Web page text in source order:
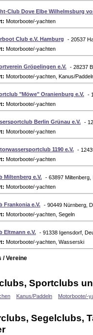
Club Dove Elbe Wilhelmsburg
Motorboote/-yachten
Club e.V. Hamburg
- 20537
Motorboote/-yachten
Gröpelingen e.V. - 28237
Motorboote/-yachten, Kanus/
"Möwe" Oranienburg e.V. -
Motorboote/-yachten
Berlin Grünau e.V. -
Motorboote/-yachten
1190 e.V. -
Motorboote/-yachten
Miltenberg e.V. - 63897 Miltenberg,
Motorboote/-yachten
Frankonia e.V. - 90449 Nürnberg,
Motorboote/-yachten, Segeln
Eltmann e.V. - 91338 Igensdorf,
Motorboote/-yachten, Wasserski
/ Vereine
Sportclubs
Kanus/Paddeln Motorboote/-
Segelclubs,